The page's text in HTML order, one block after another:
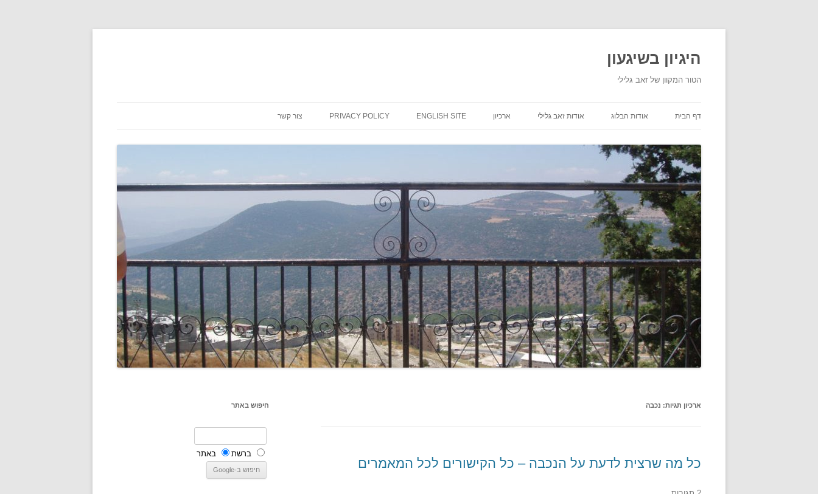
היגיון בשיגעון
הטור המקוון של זאב גלילי
דף הבית אודות הבלוג אודות זאב גלילי ארכיון ENGLISH SITE
PRIVACY POLICY צור קשר
ארכיון תגיות: נכבה
כל מה שרצית לדעת על הנכבה – כל הקישורים לכל המאמרים
חיפוש באתר
ברשת באתר